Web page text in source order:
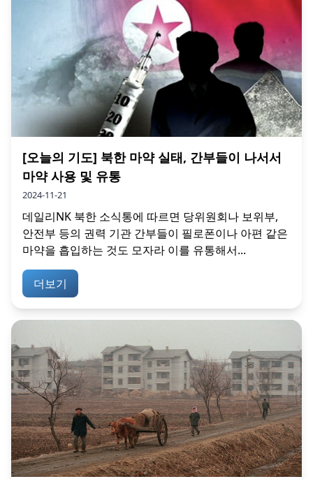
[오늘의 기도] 북한 마약 실태, 간부들이 나서서
마약 사용 및 유통
2024-11-21
데일리NK 북한 소식통에 따르면 당위원회나 보위부,
안전부 등의 권력 기관 간부들이 필로폰이나 아편 같은
마약을 흡입하는 것도 모자라 이를 유통해서...
더보기